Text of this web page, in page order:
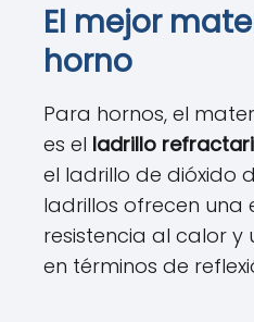
El mejor
horno
Para hornos, el
es el ladrillo
el ladrillo de dióxido
ladrillos ofrecen una
resistencia al calor y
en términos de